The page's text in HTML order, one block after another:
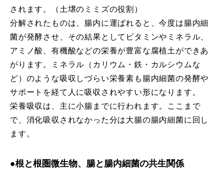
されます。（土壌のミミズの役割）
分解されたものは、腸内に運ばれると、今度は腸内細
菌が発酵させ、その結果としてビタミンやミネラル、
アミノ酸、有機酸などの栄養が豊富な腐植土ができあ
がります。ミネラル（カリウム・鉄・カルシウムな
ど）のような吸収しづらい栄養素も腸内細菌の発酵や
サポートを経て人に吸収されやすい形になります。
栄養吸収は、主に小腸までに行われます。ここまで
で、消化吸収されなかった分は大腸の腸内細菌に回し
ます。
●根と根圏微生物、腸と腸内細菌の共生関係